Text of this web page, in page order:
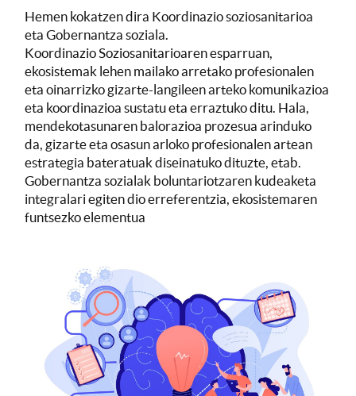
Hemen kokatzen dira Koordinazio soziosanitarioa
eta Gobernantza soziala.
Koordinazio Soziosanitarioaren esparruan,
ekosistemak lehen mailako arretako profesionalen
eta oinarrizko gizarte-langileen arteko komunikazioa
eta koordinazioa sustatu eta erraztuko ditu. Hala,
mendekotasunaren balorazioa prozesua arinduko
da, gizarte eta osasun arloko profesionalen artean
estrategia bateratuak diseinatuko dituzte, etab.
Gobernantza sozialak boluntariotzaren kudeaketa
integralari egiten dio erreferentzia, ekosistemaren
funtsezko elementua